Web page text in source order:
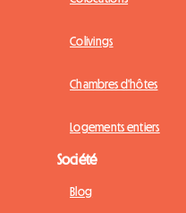
Colivings
Chambres d'hôtes
Logements entiers
Société
Blog